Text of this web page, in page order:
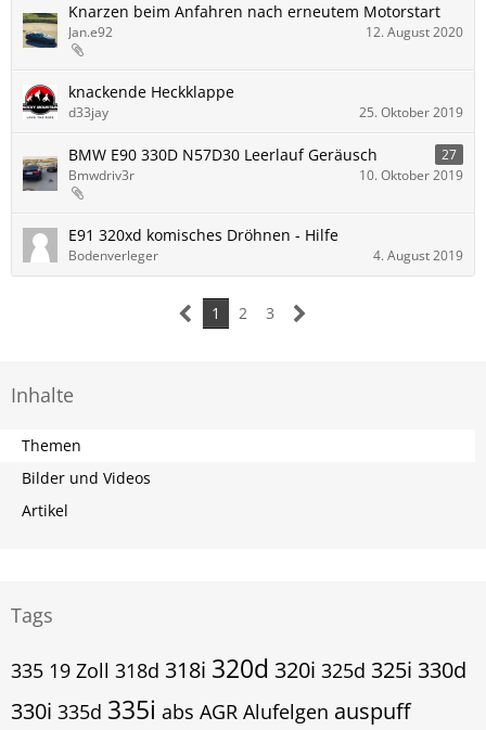
Knarzen beim Anfahren nach erneutem Motorstart
Jan.e92 12. August 2020
knackende Heckklappe
d33jay 25. Oktober 2019
BMW E90 330D N57D30 Leerlauf Geräusch
27
Bmwdriv3r
10. Oktober 2019
E91 320xd komisches Dröhnen - Hilfe
Bodenverleger 4. August 2019
1 2 3
Inhalte
Themen
Bilder und Videos
Artikel
Tags
335 19 Zoll 318d 318i 320d 320i 325d 325i 330d
330i 335d 335i abs AGR Alufelgen auspuff